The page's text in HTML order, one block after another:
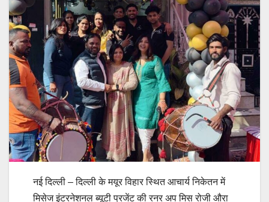
नई दिल्ली – दिल्ली के मयूर विहार स्थित आचार्य निकेतन में
मिसेज इंटरनेशनल ब्यूटी प्रजेंट की रनर अप मिस रोजी औरा